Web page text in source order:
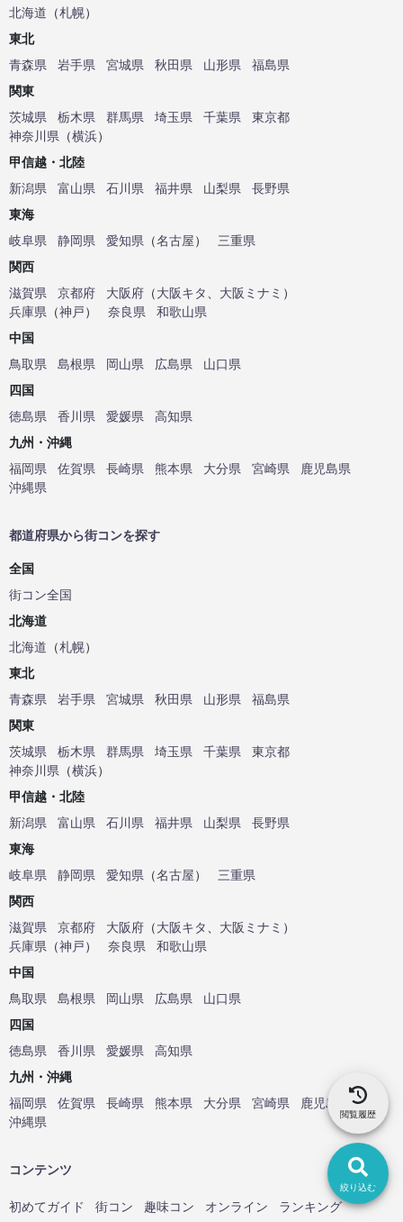
絞り込む
閲覧履歴
北海道 （札幌）
東北
青森県
岩手県 宮城県 秋田県 山形県
福島県
関東
茨城県
栃木県 群馬県 埼玉県 千葉県
東京都
神奈川県 （横浜）
甲信越・北陸
新潟県
富山県 石川県 福井県 山梨県
長野県
東海
岐阜県
静岡県 愛知県 （名古屋）
三重県
関西
滋賀県
京都府 大阪府 （大阪キタ 大阪ミナミ ）
兵庫県 （神戸） 奈良県
和歌山県
中国
鳥取県
島根県 岡山県 広島県
山口県
四国
徳島県
香川県 愛媛県
高知県
九州・沖縄
福岡県
佐賀県 長崎県 熊本県 大分県 宮崎県
鹿児島県
沖縄県
都道府県から街コンを探す
全国
街コン全国
北海道
北海道 （札幌）
東北
青森県
岩手県 宮城県 秋田県 山形県
福島県
関東
茨城県
栃木県 群馬県 埼玉県 千葉県
東京都
神奈川県 （横浜）
甲信越・北陸
新潟県
富山県 石川県 福井県 山梨県
長野県
東海
岐阜県
静岡県 愛知県 （名古屋）
三重県
関西
滋賀県
京都府 大阪府 （大阪キタ 大阪ミナミ ）
兵庫県 （神戸） 奈良県
和歌山県
中国
鳥取県
島根県 岡山県 広島県
山口県
四国
徳島県
香川県 愛媛県
高知県
九州・沖縄
福岡県
佐賀県 長崎県 熊本県 大分県 宮崎県
鹿児島県
沖縄県
コンテンツ
初めてガイド 街コン 趣味コン オンライン ランキング